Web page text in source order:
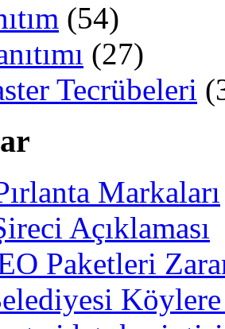
(54)
(27)
Tecrübeleri
Markaları
Açıklaması
Paketleri